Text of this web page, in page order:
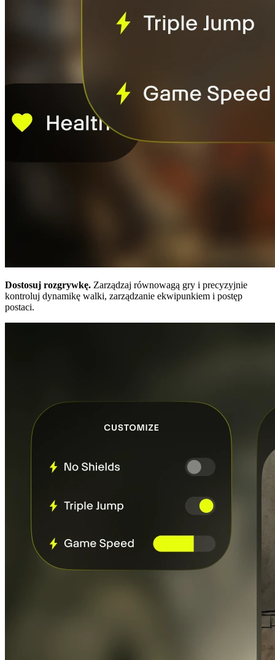
Dostosuj rozgrywkę. Zarządzaj równowagą gry i precyzyjnie
kontroluj dynamikę walki, zarządzanie ekwipunkiem i postęp
postaci.